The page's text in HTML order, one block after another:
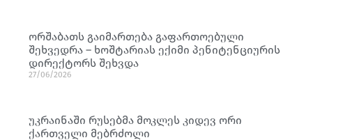
ორშაბათს გაიმართება გაფართოებული
შეხვედრა – ხოშტარიას ექიმი პენიტენციურის
დირექტორს შეხვდა
27/06/2026
უკრაინაში რუსებმა მოკლეს კიდევ ორი
ქართველი მებრძოლი